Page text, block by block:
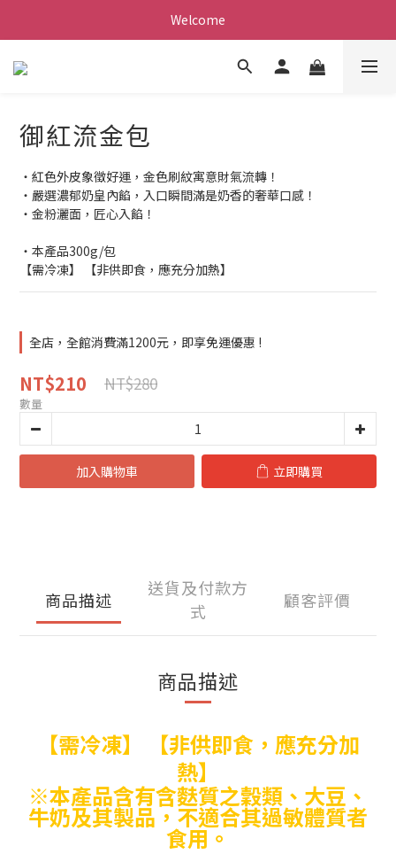
Welcome
御紅流金包
・紅色外皮象徵好運，金色刷紋寓意財氣流轉！
・嚴選濃郁奶皇內餡，入口瞬間滿是奶香的奢華口感！
・金粉灑面，匠心入餡！
・本產品300g/包
【需冷凍】 【非供即食，應充分加熱】
全店，全館消費滿1200元，即享免運優惠 !
NT$210 NT$280
數量
加入購物車 立即購買
商品描述
送貨及付款方
式
顧客評價
商品描述
【需冷凍】 【非供即食，應充分加
熱】
※本產品含有含麩質之穀類、大豆、
牛奶及其製品，不適合其過敏體質者
食用。